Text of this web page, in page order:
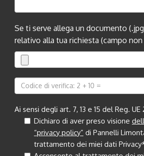
Se ti serve allega un documento
relativo alla tua richiesta (campo
Ai sensi degli art. 7, 13 e 15 del Reg. UE
Dichiaro di aver preso visione
“privacy policy” di Pannelli
trattamento dei miei dati